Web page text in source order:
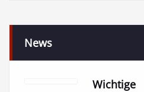
News
Wichtige